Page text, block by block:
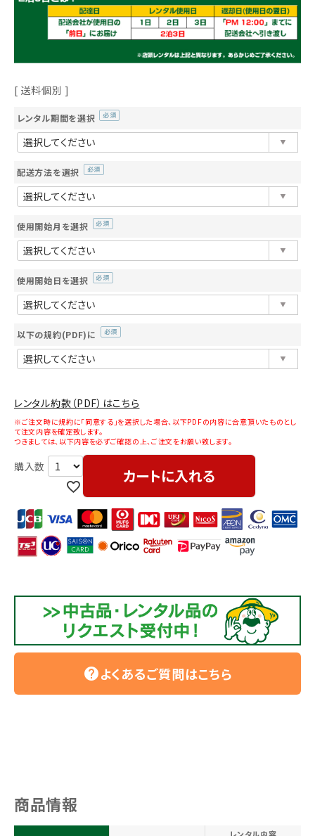
送料個別
レンタル期間を選択
配送方法を選択
須)
使用開始月を選択
須)
使用開始日を選択
須)
以下の規約(PDF)に
レンタル約款（PDF）はこちら
※ご注文時に規約に「同意する」を選択した場合、以下PDFの内容に合意頂いたものとし
て注文内容を確定致します。
つきましては、以下内容を必ずご確認の上、ご注文をお願い致します。
カートに入れる
helpよくあるご質問はこちら
商品情報